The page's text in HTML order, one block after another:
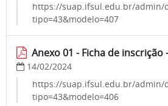
https://suap.ifsul.edu.br/admin/
tipo=43&modelo=407
Anexo 01 - Ficha de inscrição
14/02/2024
https://suap.ifsul.edu.br/admin/
tipo=43&modelo=406